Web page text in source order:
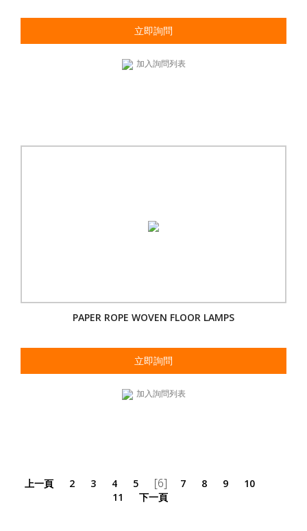
立即詢問
加入詢問列表
PAPER ROPE WOVEN FLOOR LAMPS
立即詢問
加入詢問列表
上一頁 2 3 4 5 [6] 7 8 9
10
11
下一頁